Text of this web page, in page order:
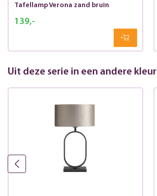
Tafellamp Verona zand bruin
139,-
Uit deze serie in een andere kleur